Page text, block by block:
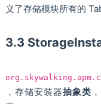
义了存储模块所有的
3.3
，存储安装器抽象类